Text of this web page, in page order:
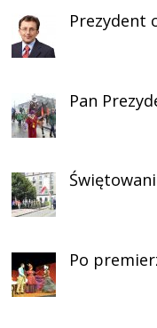
Prezydent
Pan
Po